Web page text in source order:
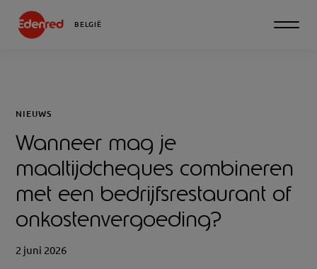
BELGIË
NIEUWS
Wanneer mag je
maaltijdcheques combineren
met een bedrijfsrestaurant of
onkostenvergoeding?
2 juni 2026